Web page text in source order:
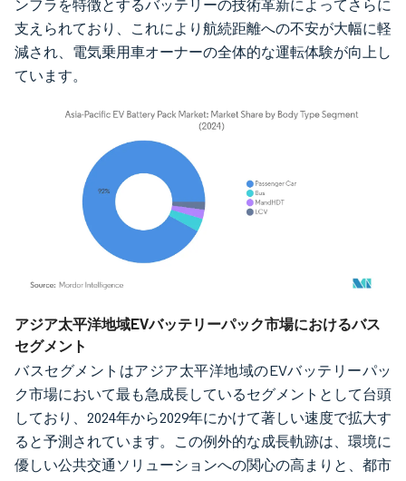
ンフラを特徴とするバッテリーの技術革新によってさらに
支えられており、これにより航続距離への不安が大幅に軽
減され、電気乗用車オーナーの全体的な運転体験が向上し
ています。
画像 © Mordor Intelligence。再利用にはCC BY 4.0の表示が必要です。
アジア太平洋地域EVバッテリーパック市場におけるバス
セグメント
バスセグメントはアジア太平洋地域のEVバッテリーパッ
ク市場において最も急成長しているセグメントとして台頭
しており、2024年から2029年にかけて著しい速度で拡大す
ると予測されています。この例外的な成長軌跡は、環境に
優しい公共交通ソリューションへの関心の高まりと、都市